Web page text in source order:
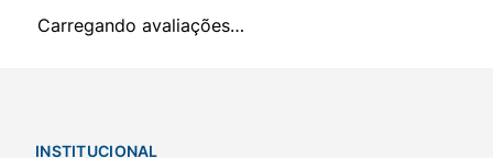
Carregando avaliações…
INSTITUCIONAL